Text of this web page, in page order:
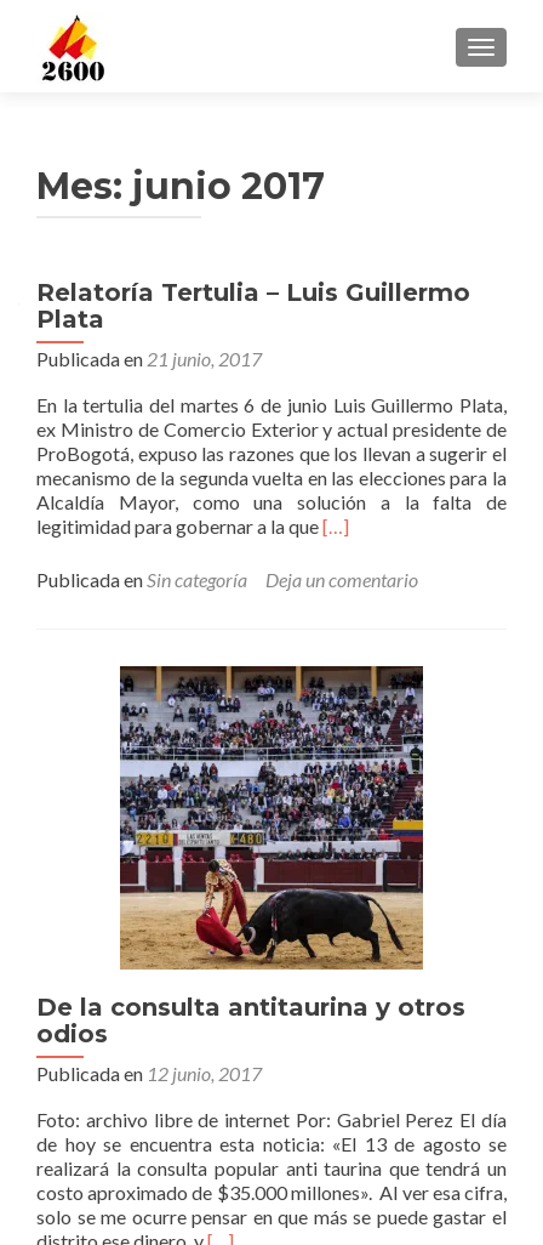
Mes: junio 2017
Relatoría Tertulia – Luis Guillermo
Plata
Publicada en 21 junio, 2017
En la tertulia del martes 6 de junio Luis Guillermo Plata,
ex Ministro de Comercio Exterior y actual presidente de
ProBogotá, expuso las razones que los llevan a sugerir el
mecanismo de la segunda vuelta en las elecciones para la
Alcaldía Mayor, como una solución a la falta de
legitimidad para gobernar a la queLeer
Tertulia
Plata
[…]
Publicada enSin categoría Deja un comentario
De la consulta antitaurina y otros
odios
Publicada en 12 junio, 2017
Foto: archivo libre de internet Por: Gabriel Perez El día
de hoy se encuentra esta noticia: «El 13 de agosto se
realizará la consulta popular anti taurina que tendrá un
costo aproximado de $35.000 millones». Al ver esa cifra,
solo se me ocurre pensar en que más se puede gastar el
Leer